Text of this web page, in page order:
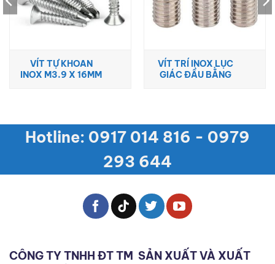
VÍT TỰ KHOAN
INOX M3.9 X 16MM
VÍT TRÍ INOX LỤC
GIÁC ĐẦU BẰNG
Hotline: 0917 014 816 - 0979
293 644
CÔNG TY TNHH ĐT TM SẢN XUẤT VÀ XUẤT